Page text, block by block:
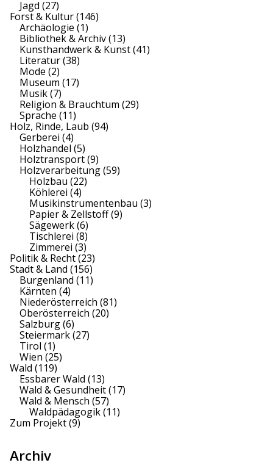
Jagd (27)
Forst & Kultur(146)
Archäologie (1)
Bibliothek & Archiv(13)
Kunsthandwerk & Kunst(41)
Literatur(38)
Mode (2)
Museum (17)
Musik(7)
Religion & Brauchtum (29)
Sprache (11)
Holz, Rinde, Laub (94)
Gerberei (4)
Holzhandel (5)
Holztransport(9)
Holzverarbeitung(59)
Holzbau (22)
Köhlerei (4)
Musikinstrumentenbau (3)
Papier & Zellstoff(9)
Sägewerk(6)
Tischlerei (8)
Zimmerei (3)
Politik & Recht(23)
Stadt & Land (156)
Burgenland (11)
Kärnten (4)
Niederösterreich (81)
Oberösterreich (20)
Salzburg(6)
Steiermark(27)
Tirol (1)
Wien (25)
Wald (119)
Essbarer Wald (13)
Wald & Gesundheit(17)
Wald & Mensch (57)
Waldpädagogik(11)
Zum Projekt(9)
Archiv